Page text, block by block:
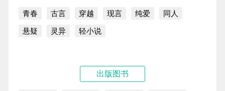
青春 古言 穿越 现言 纯爱 同人
悬疑 灵异 轻小说
出版图书